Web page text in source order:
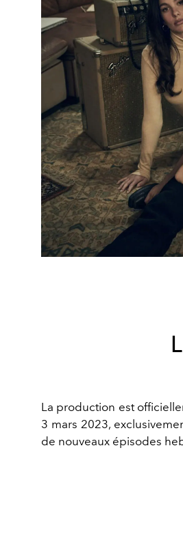
La production est
3 mars 2023,
de nouveaux épisodes